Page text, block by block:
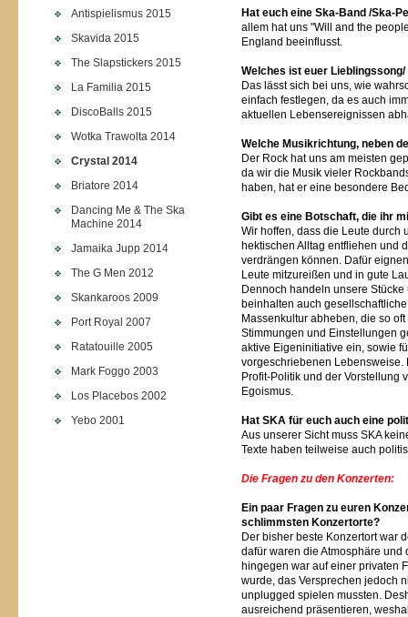
Antispielismus 2015
Skavida 2015
The Slapstickers 2015
La Familia 2015
DiscoBalls 2015
Wotka Trawolta 2014
Crystal 2014
Briatore 2014
Dancing Me & The Ska
Machine 2014
Jamaika Jupp 2014
The G Men 2012
Skankaroos 2009
Port Royal 2007
Ratatouille 2005
Mark Foggo 2003
Los Placebos 2002
Yebo 2001
Hat euch eine Ska-Band /Ska-
allem hat uns "Will and the
England beeinflusst.
Welches ist euer Lieblingssong/
Das lässt sich bei uns, wie
einfach festlegen, da es auch
aktuellen Lebensereignissen
Welche Musikrichtung, neben
Der Rock hat uns am meisten
da wir die Musik vieler
haben, hat er eine besondere
Gibt es eine Botschaft, die ihr
Wir hoffen, dass die Leute durch
hektischen Alltag entfliehen und
verdrängen können. Dafür
Leute mitzureißen und in gute
Dennoch handeln unsere
beinhalten auch
Massenkultur abheben, die so
Stimmungen und Einstellungen
aktive Eigeninitiative ein, sowie
vorgeschriebenen Lebensweise.
Profit-Politik und der Vorstellung
Egoismus.
Hat SKA für euch auch eine
Aus unserer Sicht muss SKA
Texte haben teilweise auch
Die Fragen zu den Konzerten:
Ein paar Fragen zu euren
schlimmsten Konzertorte?
Der bisher beste Konzertort war
dafür waren die Atmosphäre und
hingegen war auf einer privaten
wurde, das Versprechen jedoch
unplugged spielen mussten.
ausreichend präsentieren,